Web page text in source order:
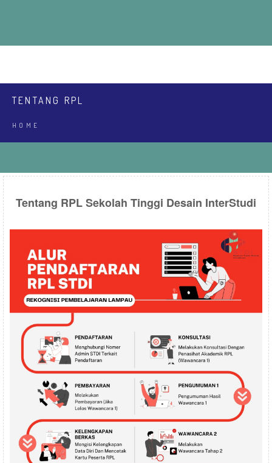
TENTANG RPL
HOME
Tentang RPL Sekolah Tinggi Desain InterStudi